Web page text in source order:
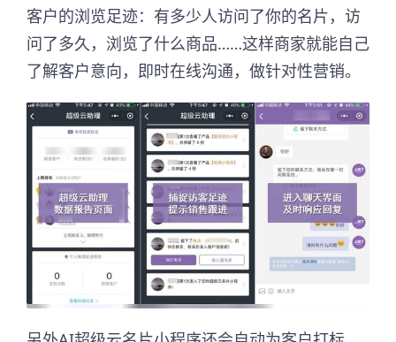
客户的浏览足迹：有多少人访问了你的名片，访
问了多久，浏览了什么商品……这样商家就能自己
了解客户意向，即时在线沟通，做针对性营销。